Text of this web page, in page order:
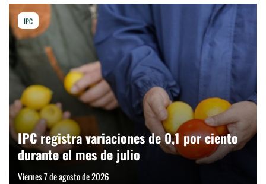
IPC
IPC registra variaciones de 0,1 por ciento
durante el mes de julio
Viernes 7 de agosto de 2026